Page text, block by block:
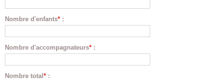
Nombre d'enfants* :
Nombre d'accompagnateurs* :
Nombre total * :